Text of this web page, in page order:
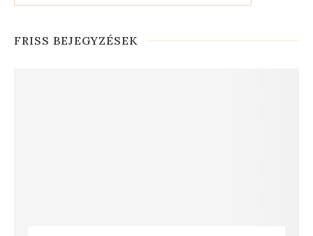
FRISS BEJEGYZÉSEK